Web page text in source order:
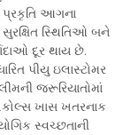
આગના
સ્થિતિઓ બને
દૂર થાય છે.
પીયુ ઇલાસ્ટોમર
જરૂરિયાતોમાં
ખાસ ખતરનાક
સ્વચ્છતાની